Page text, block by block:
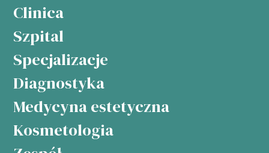
Clinica
Szpital
Specjalizacje
Diagnostyka
Medycyna estetyczna
Kosmetologia